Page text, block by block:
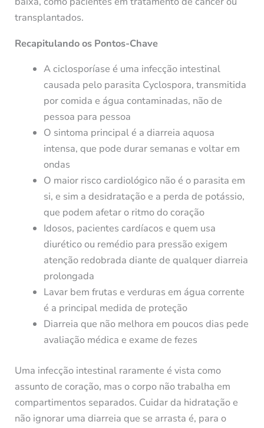
transplantados.
Recapitulando os Pontos-Chave
A ciclosporíase é uma infecção intestinal
causada pelo parasita Cyclospora, transmitida
por comida e água contaminadas, não de
pessoa para pessoa
O sintoma principal é a diarreia aquosa
intensa, que pode durar semanas e voltar em
ondas
O maior risco cardiológico não é o parasita em
si, e sim a desidratação e a perda de potássio,
que podem afetar o ritmo do coração
Idosos, pacientes cardíacos e quem usa
diurético ou remédio para pressão exigem
atenção redobrada diante de qualquer diarreia
prolongada
Lavar bem frutas e verduras em água corrente
é a principal medida de proteção
Diarreia que não melhora em poucos dias pede
avaliação médica e exame de fezes
Uma infecção intestinal raramente é vista como
assunto de coração, mas o corpo não trabalha em
compartimentos separados. Cuidar da hidratação e
não ignorar uma diarreia que se arrasta é, para o